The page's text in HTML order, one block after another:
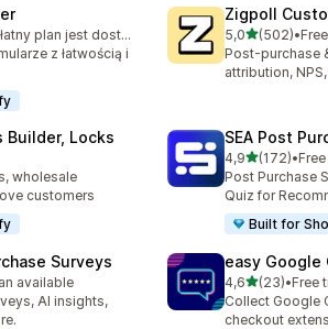
1885
Bezpłatny plan jest dostępny
z łatwością i
Zigpoll
5,0na 5(502)
Łączna liczba
•
Post-purchase
attribution,
Builder, Locks
96
wholesale
customers
SEA Post
4,9na 5(172)
Łączna liczba
•
Post Purchase
Quiz for
Built for
Surveys
180
available
AI insights,
easy Google
4,6na 5
(23)
Łączna liczba
•Free
Collect Google
checkout